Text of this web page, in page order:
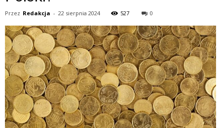
Przez Redakcja - 22 sierpnia 2024 527 0